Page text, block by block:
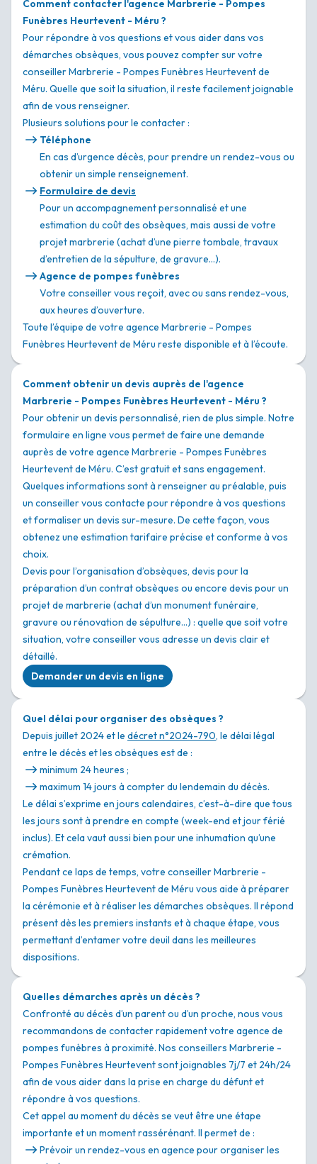
Comment contacter l'agence Marbrerie - Pompes
Funèbres Heurtevent - Méru ?
Pour répondre à vos questions et vous aider dans vos
démarches obsèques, vous pouvez compter sur votre
conseiller Marbrerie - Pompes Funèbres Heurtevent de
Méru. Quelle que soit la situation, il reste facilement joignable
afin de vous renseigner.
Plusieurs solutions pour le contacter :
Téléphone
En cas d’urgence décès, pour prendre un rendez-vous ou
obtenir un simple renseignement.
Formulaire de devis
Pour un accompagnement personnalisé et une
estimation du coût des obsèques, mais aussi de votre
projet marbrerie (achat d’une pierre tombale, travaux
d’entretien de la sépulture, de gravure…).
Agence de pompes funèbres
Votre conseiller vous reçoit, avec ou sans rendez-vous,
aux heures d’ouverture.
Toute l’équipe de votre agence Marbrerie - Pompes
Funèbres Heurtevent de Méru reste disponible et à l’écoute.
Comment obtenir un devis auprès de l'agence
Marbrerie - Pompes Funèbres Heurtevent - Méru ?
Pour obtenir un devis personnalisé, rien de plus simple. Notre
formulaire en ligne vous permet de faire une demande
auprès de votre agence Marbrerie - Pompes Funèbres
Heurtevent de Méru. C’est gratuit et sans engagement.
Quelques informations sont à renseigner au préalable, puis
un conseiller vous contacte pour répondre à vos questions
et formaliser un devis sur-mesure. De cette façon, vous
obtenez une estimation tarifaire précise et conforme à vos
choix.
Devis pour l’organisation d’obsèques, devis pour la
préparation d’un contrat obsèques ou encore devis pour un
projet de marbrerie (achat d’un monument funéraire,
gravure ou rénovation de sépulture…) : quelle que soit votre
situation, votre conseiller vous adresse un devis clair et
détaillé.
Demander un devis en ligne
Quel délai pour organiser des obsèques ?
Depuis juillet 2024 et le décret n°2024-790, le délai légal
entre le décès et les obsèques est de :
minimum 24 heures ;
maximum 14 jours à compter du lendemain du décès.
Le délai s’exprime en jours calendaires, c’est-à-dire que tous
les jours sont à prendre en compte (week-end et jour férié
inclus). Et cela vaut aussi bien pour une inhumation qu’une
crémation.
Pendant ce laps de temps, votre conseiller Marbrerie -
Pompes Funèbres Heurtevent de Méru vous aide à préparer
la cérémonie et à réaliser les démarches obsèques. Il répond
présent dès les premiers instants et à chaque étape, vous
permettant d’entamer votre deuil dans les meilleures
dispositions.
Quelles démarches après un décès ?
Confronté au décès d’un parent ou d’un proche, nous vous
recommandons de contacter rapidement votre agence de
pompes funèbres à proximité. Nos conseillers Marbrerie -
Pompes Funèbres Heurtevent sont joignables 7j/7 et 24h/24
afin de vous aider dans la prise en charge du défunt et
répondre à vos questions.
Cet appel au moment du décès se veut être une étape
importante et un moment rassérénant. Il permet de :
Prévoir un rendez-vous en agence pour organiser les